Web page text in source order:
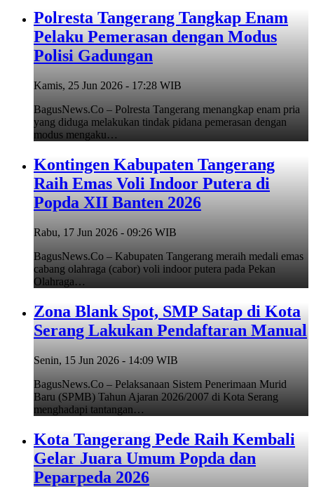
Polresta Tangerang Tangkap Enam
Pelaku Pemerasan dengan Modus
Polisi Gadungan
Kamis, 25 Jun 2026 - 17:28 WIB
BagusNews.Co – Polresta Tangerang menangkap enam pria
yang diduga melakukan tindak pidana pemerasan dengan
modus mengaku…
Kontingen Kabupaten Tangerang
Raih Emas Voli Indoor Putera di
Popda XII Banten 2026
Rabu, 17 Jun 2026 - 09:26 WIB
BagusNews.Co – Kabupaten Tangerang meraih medali emas
cabang olahraga (cabor) voli indoor putera pada Pekan
Olahraga…
Zona Blank Spot, SMP Satap di Kota
Serang Lakukan Pendaftaran Manual
Senin, 15 Jun 2026 - 14:09 WIB
BagusNews.Co – Pelaksanaan Sistem Penerimaan Murid
Baru (SPMB) Tahun Ajaran 2026/2007 di Kota Serang
menghadapi tantangan…
Kota Tangerang Pede Raih Kembali
Gelar Juara Umum Popda dan
Peparpeda 2026